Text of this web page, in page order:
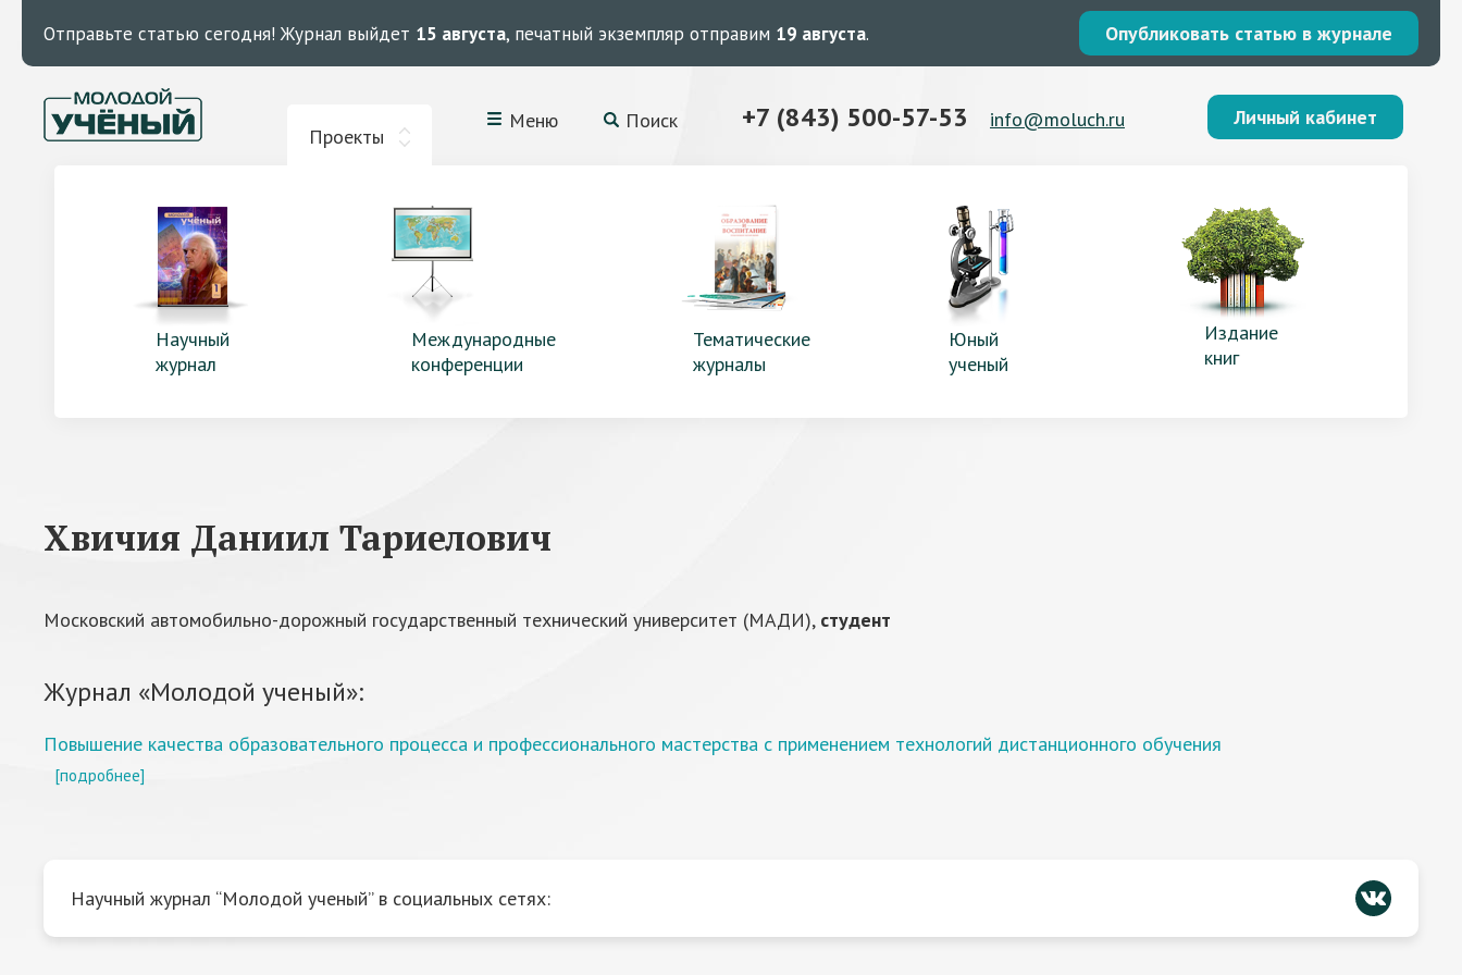
Отправьте статью сегодня! Журнал выйдет 15 августа, печатный экземпляр отправим 19 августа. Опубликовать статью в журнале
Проекты
Меню Поиск +7 (843) 500-57-53 info@moluch.ru Личный кабинет
Научный
журнал
Международные
конференции
Тематические
журналы
Юный
ученый
Издание
книг
Хвичия Даниил Тариелович
Московский автомобильно-дорожный государственный технический университет (МАДИ), студент
Журнал «Молодой ученый»:
Повышение качества образовательного процесса и профессионального мастерства с применением технологий дистанционного обучения
[подробнее]
Научный журнал “Молодой ученый” в социальных сетях: